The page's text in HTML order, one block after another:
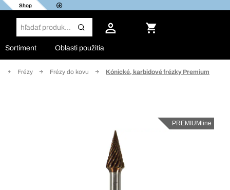
Shop
Sortiment Oblasti použitia
Frézy Frézy do kovu Kónické, karbidové frézky Premium
PREMIUMline